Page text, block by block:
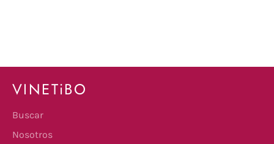
VINETiBO
Buscar
Nosotros